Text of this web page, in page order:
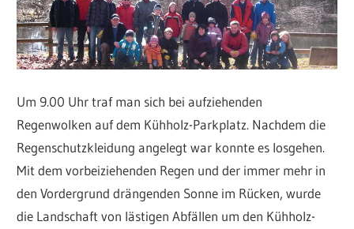
Um 9.00 Uhr traf man sich bei aufziehenden
Regenwolken auf dem Kühholz-Parkplatz. Nachdem die
Regenschutzkleidung angelegt war konnte es losgehen.
Mit dem vorbeiziehenden Regen und der immer mehr in
den Vordergrund drängenden Sonne im Rücken, wurde
die Landschaft von lästigen Abfällen um den Kühholz-